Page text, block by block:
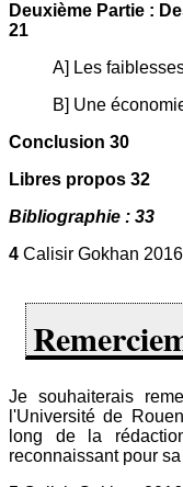
Deuxième Partie :
21
A] Les
B] Une
Conclusion 30
Libres propos 32
Bibliographie : 33
4 Calisir Gokhan 2016
Je souhaiterais
l'Université de
long de la
reconnaissant pour